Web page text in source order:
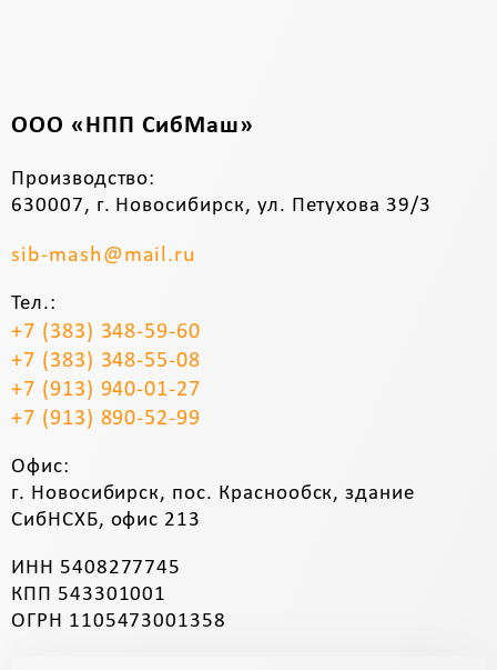
ООО «НПП СибМаш»
Производство:
630007, г. Новосибирск, ул. Петухова 39/3
sib-mash@mail.ru
Тел.:
+7 (383) 348-59-60
+7 (383) 348-55-08
+7 (913) 940-01-27
+7 (913) 890-52-99
Офис:
г. Новосибирск, пос. Краснообск, здание
СибНСХБ, офис 213
ИНН 5408277745
КПП 543301001
ОГРН 1105473001358